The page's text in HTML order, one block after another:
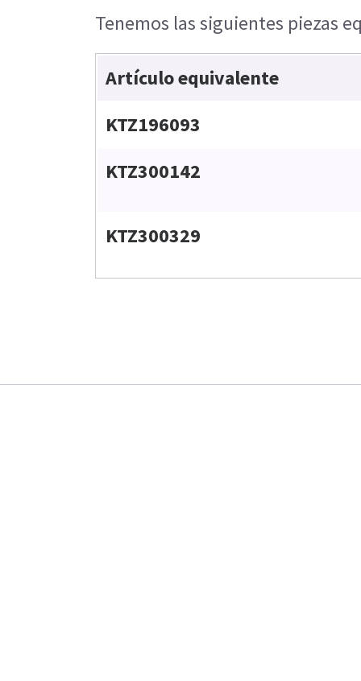
Tenemos las siguientes piezas
Artículo equivalente
KTZ196093
KTZ300142
KTZ300329